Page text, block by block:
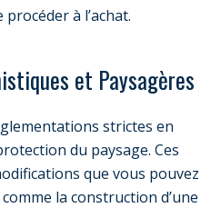
à l’achat.
et Paysagères
strictes en
du paysage. Ces
que vous pouvez
la construction d’une